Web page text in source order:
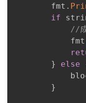
        fmt
.
if
//
            fmt
}
else
}